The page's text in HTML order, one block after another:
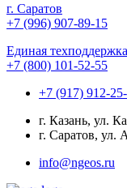
г. Саратов
+7 (996) 907-89-15
Единая техподдержка
+7 (800) 101-52-55
+7 (917) 912-
г. Казань, ул.
г. Саратов, ул.
info@ngeos.ru